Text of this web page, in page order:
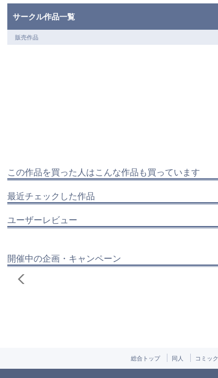
サークル作品一覧
販売作品
この作品を買った人はこんな作品も買っています
最近チェックした作品
ユーザーレビュー
開催中の企画・キャンペーン
総合トップ 同人 コミッ